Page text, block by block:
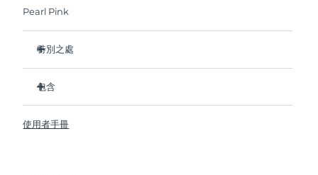
Pearl Pink
特別之處
熱能科技幫助面膜中的成分深入肌膚。
全光譜LED彩光有助於肌膚煥發活力。
包含
USB 充電線
使用者手冊
阿拉伯聯合大公國
英國
美國